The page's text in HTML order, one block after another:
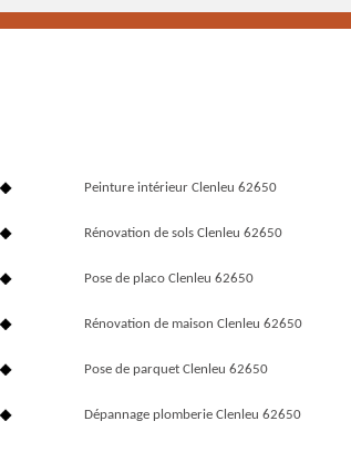
Peinture intérieur Clenleu 62650
Rénovation de sols Clenleu 62650
Pose de placo Clenleu 62650
Rénovation de maison Clenleu 62650
Pose de parquet Clenleu 62650
Dépannage plomberie Clenleu 62650